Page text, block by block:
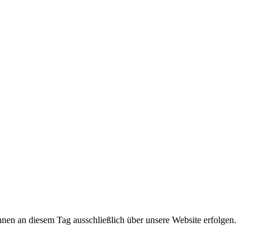
an diesem Tag ausschließlich über unsere Website erfolgen.